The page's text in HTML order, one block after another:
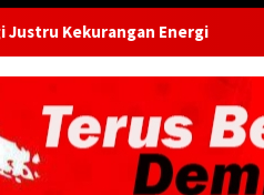
Jaga Urat Nadi Kehidupan,